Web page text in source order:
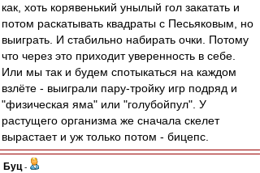
как, хоть корявенький унылый гол закатать и
потом раскатывать квадраты с Песьяковым, но
выиграть. И стабильно набирать очки. Потому
что через это приходит уверенность в себе.
Или мы так и будем спотыкаться на каждом
взлёте - выиграли пару-тройку игр подряд и
"физическая яма" или "голубойпул". У
растущего организма же сначала скелет
вырастает и уж только потом - бицепс.
Буц -